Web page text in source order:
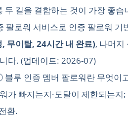
길을 결합하는 것이 가장 좋습
팔로워 서비스로 인증 팔로워 기
무이탈, 24시간 내 완료), 나머지
다. (업데이트: 2026-07)
루 인증 멤버 팔로워란 무엇이
가 빠지는지·도달이 제한되는
환.